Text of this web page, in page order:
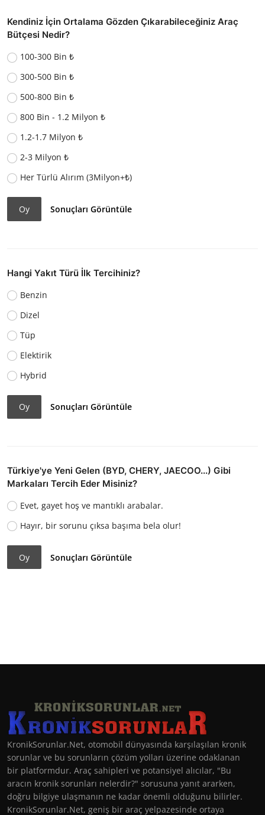
Kendiniz İçin Ortalama Gözden Çıkarabileceğiniz Araç
Bütçesi Nedir?
100-300 Bin ₺
300-500 Bin ₺
500-800 Bin ₺
800 Bin - 1.2 Milyon ₺
1.2-1.7 Milyon ₺
2-3 Milyon ₺
Her Türlü Alırım (3Milyon+₺)
Oy Sonuçları Görüntüle
Hangi Yakıt Türü İlk Tercihiniz?
Benzin
Dizel
Tüp
Elektirik
Hybrid
Oy Sonuçları Görüntüle
Türkiye'ye Yeni Gelen (BYD, CHERY, JAECOO...) Gibi
Markaları Tercih Eder Misiniz?
Evet, gayet hoş ve mantıklı arabalar.
Hayır, bir sorunu çıksa başıma bela olur!
Oy Sonuçları Görüntüle
KronikSorunlar.Net, otomobil dünyasında karşılaşılan kronik
sorunlar ve bu sorunların çözüm yolları üzerine odaklanan
bir platformdur. Araç sahipleri ve potansiyel alıcılar, "Bu
aracın kronik sorunları nelerdir?" sorusuna yanıt ararken,
doğru bilgiye ulaşmanın ne kadar önemli olduğunu bilirler.
KronikSorunlar.Net, geniş bir araç yelpazesinde ortaya